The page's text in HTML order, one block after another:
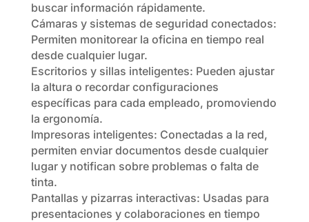
buscar información rápidamente.
Cámaras y sistemas de seguridad conectados:
Permiten monitorear la oficina en tiempo real
desde cualquier lugar.
Escritorios y sillas inteligentes: Pueden ajustar
la altura o recordar configuraciones
específicas para cada empleado, promoviendo
la ergonomía.
Impresoras inteligentes: Conectadas a la red,
permiten enviar documentos desde cualquier
lugar y notifican sobre problemas o falta de
tinta.
Pantallas y pizarras interactivas: Usadas para
presentaciones y colaboraciones en tiempo